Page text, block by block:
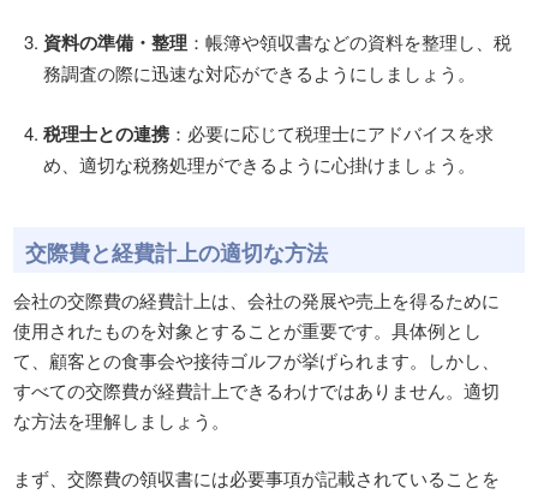
資料の準備・整理 ：帳簿や領収書などの資料を整理し、税
務調査の際に迅速な対応ができるようにしましょう。
税理士との連携 ：必要に応じて税理士にアドバイスを求
め、適切な税務処理ができるように心掛けましょう。
交際費と経費計上の適切な方法
会社の交際費の経費計上は、会社の発展や売上を得るために
使用されたものを対象とすることが重要です。具体例とし
て、顧客との食事会や接待ゴルフが挙げられます。しかし、
すべての交際費が経費計上できるわけではありません。適切
な方法を理解しましょう。
まず、交際費の領収書には必要事項が記載されていることを